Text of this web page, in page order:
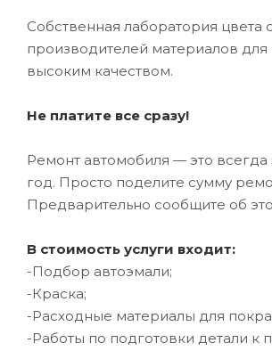
Собственная лаборатория
производителей материалов
высоким качеством.
Не платите все сразу!
Ремонт автомобиля — это всегда
год. Просто поделите сумму
Предварительно сообщите об
В стоимость услуги входит:
-Подбор автоэмали;
-Краска;
-Расходные материалы для
-Работы по подготовки детали к